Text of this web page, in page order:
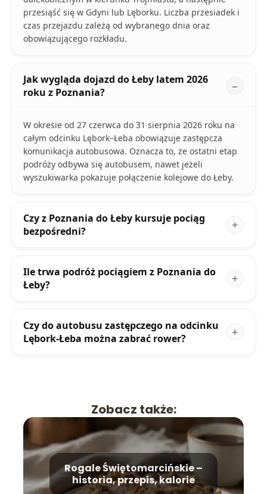
przesiąść się w Gdyni lub Lęborku. Liczba przesiadek i
czas przejazdu zależą od wybranego dnia oraz
obowiązującego rozkładu.
Jak wygląda dojazd do Łeby latem 2026
roku z Poznania?
W okresie od 27 czerwca do 31 sierpnia 2026 roku na
całym odcinku Lębork–Łeba obowiązuje zastępcza
komunikacja autobusowa. Oznacza to, że ostatni etap
podróży odbywa się autobusem, nawet jeżeli
wyszukiwarka pokazuje połączenie kolejowe do Łeby.
Czy z Poznania do Łeby kursuje pociąg
bezpośredni?
Ile trwa podróż pociągiem z Poznania do
Łeby?
Czy do autobusu zastępczego na odcinku
Lębork-Łeba można zabrać rower?
Zobacz także:
Rogale Świętomarcińskie –
historia, przepis, kalorie